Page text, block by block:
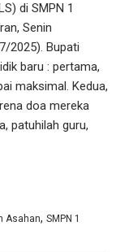
di SMPN 1
Senin
2025). Bupati
baru : pertama,
maksimal. Kedua,
doa mereka
patuhilah guru,
Asahan,SMPN 1